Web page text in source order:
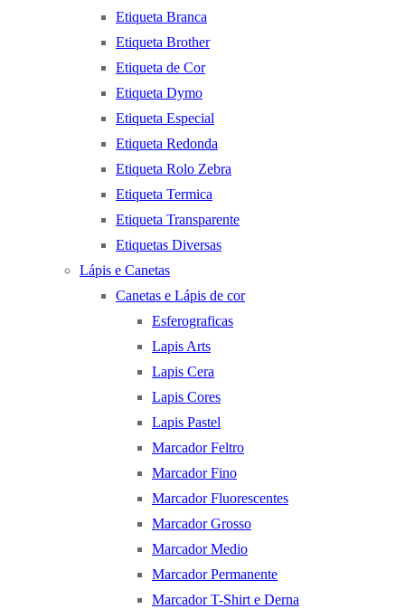
Etiqueta Branca
Etiqueta Brother
Etiqueta de Cor
Etiqueta Dymo
Etiqueta Especial
Etiqueta Redonda
Etiqueta Rolo Zebra
Etiqueta Termica
Etiqueta Transparente
Etiquetas Diversas
Lápis e Canetas
Canetas e Lápis de cor
Esferograficas
Lapis Arts
Lapis Cera
Lapis Cores
Lapis Pastel
Marcador Feltro
Marcador Fino
Marcador Fluorescentes
Marcador Grosso
Marcador Medio
Marcador Permanente
Marcador T-Shirt e Derna